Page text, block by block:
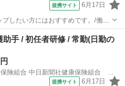
提携サイト 6月17日
したい方にはおすすめです。/働き
者研修・実務者研修・介護福祉士)/
おすすめ 【施設名】 医療
助手 / 初任者研修 / 常勤(日勤の
提携サイト 6月17日